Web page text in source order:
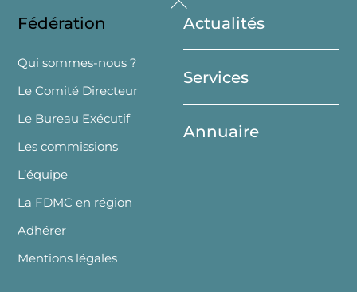
To
Top
Fédération
Qui sommes-nous ?
Le Comité Directeur
Le Bureau Exécutif
Les commissions
L’équipe
La FDMC en région
Adhérer
Mentions légales
Actualités
Services
Annuaire